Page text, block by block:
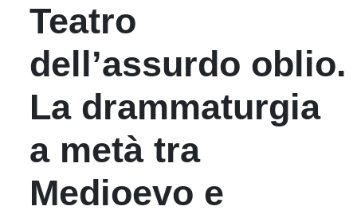
Teatro
dell’assurdo oblio.
La drammaturgia
a metà tra
Medioevo e